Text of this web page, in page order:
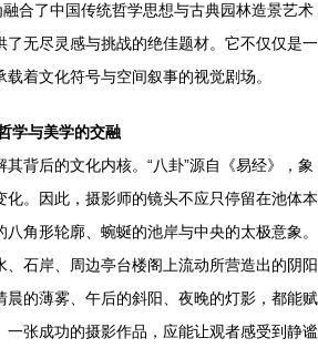
融合了中国传统哲学思想与古典园林造景艺术
了无尽灵感与挑战的绝佳题材。它不仅仅是一
着文化符号与空间叙事的视觉剧场。
学与美学的交融
背后的文化内核。“八卦”源自《易经》，象
化。因此，摄影师的镜头不应只停留在池体本
角形轮廓、蜿蜒的池岸与中央的太极意象。
、石岸、周边亭台楼阁上流动所营造出的阴阳
晨的薄雾、午后的斜阳、夜晚的灯影，都能赋
一张成功的摄影作品，应能让观者感受到静谧